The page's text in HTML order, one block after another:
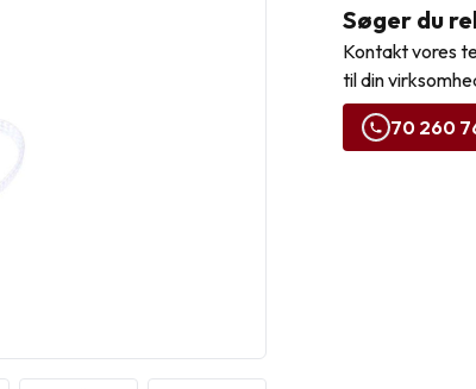
Søger du
Kontakt vores
til din
70 260